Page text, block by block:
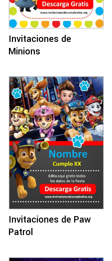
Invitaciones de
Minions
Invitaciones de Paw
Patrol